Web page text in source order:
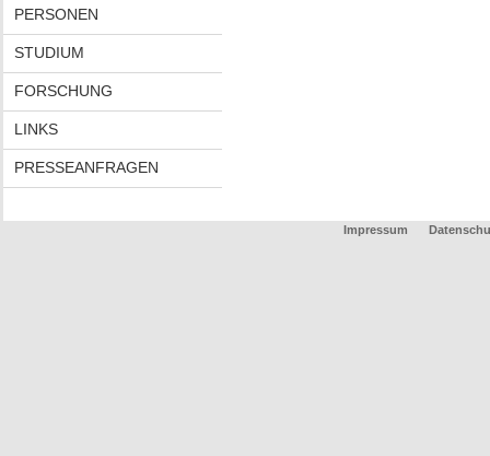
PERSONEN
STUDIUM
FORSCHUNG
LINKS
PRESSEANFRAGEN
Impressum